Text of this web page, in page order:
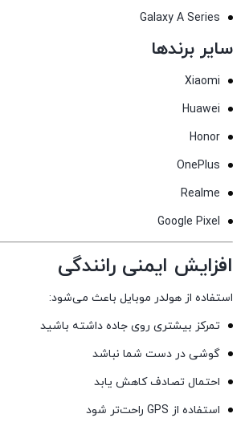
Galaxy A Series
سایر برندها
Xiaomi
Huawei
Honor
OnePlus
Realme
Google Pixel
افزایش ایمنی رانندگی
استفاده از هولدر موبایل باعث می‌شود:
تمرکز بیشتری روی جاده داشته باشید
گوشی در دست شما نباشد
احتمال تصادف کاهش یابد
استفاده از GPS راحت‌تر شود